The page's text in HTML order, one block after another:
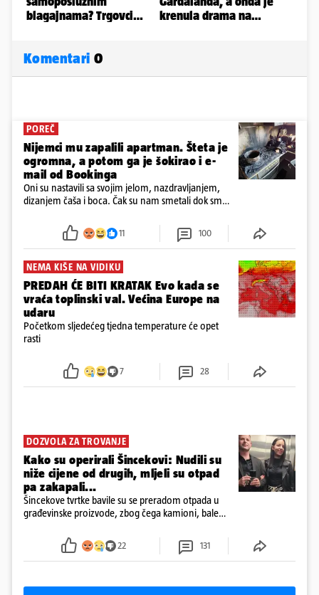
Komentari 0
POREČ
Nijemci mu zapalili apartman. Šteta je
ogromna, a potom ga je šokirao i e-
mail od Bookinga
Oni su nastavili sa svojim jelom, nazdravljanjem,
dizanjem čaša i boca. Čak su nam smetali dok smo
požar, rekao je vlasnik
11 100
NEMA KIŠE NA VIDIKU
PREDAH ĆE BITI KRATAK Evo kada se
vraća toplinski val. Većina Europe na
udaru
Početkom sljedećeg tjedna temperature će opet
rasti
7 28
DOZVOLA ZA TROVANJE
Kako su operirali Šincekovi: Nudili su
niže cijene od drugih, mljeli su otpad
pa zakapali...
Šincekove tvrtke bavile su se preradom otpada u
građevinske proizvode, zbog čega kamioni, bale
22 131